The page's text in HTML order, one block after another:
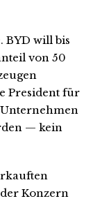
BYD will bis
von 50
President für
— kein
Konzern